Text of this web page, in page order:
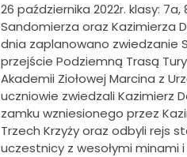
26 października 2022r. klasy:
Sandomierza oraz Kazimierza
dnia zaplanowano zwiedzanie
przejście Podziemną Trasą
Akademii Ziołowej Marcina z
uczniowie zwiedzali Kazimierz
zamku wzniesionego przez
Trzech Krzyży oraz odbyli rejs
uczestnicy z wesołymi minami